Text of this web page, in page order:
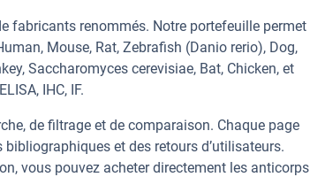
fabricants renommés. Notre portefeuille permet
Mouse, Rat, Zebrafish (Danio rerio), Dog,
Saccharomyces cerevisiae, Bat, Chicken, et
IHC, IF.
de filtrage et de comparaison. Chaque page
et des retours d’utilisateurs.
vous pouvez acheter directement les anticorps